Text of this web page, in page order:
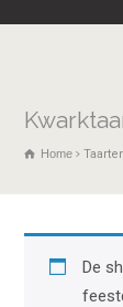
Home
De